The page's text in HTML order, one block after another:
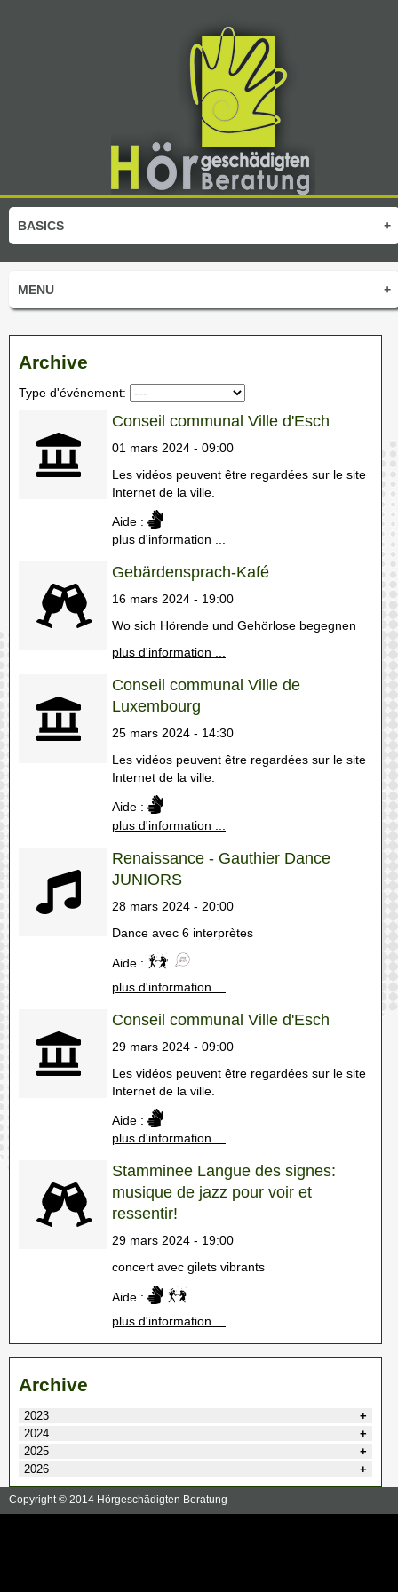
+
BASICS
+
MENU
Archive
Type d'événement:
Conseil communal Ville d'Esch
01 mars 2024 - 09:00
Les vidéos peuvent être regardées sur le site
Internet de la ville.
Aide :
plus d'information ...
Gebärdensprach-Kafé
16 mars 2024 - 19:00
Wo sich Hörende und Gehörlose begegnen
plus d'information ...
Conseil communal Ville de
Luxembourg
25 mars 2024 - 14:30
Les vidéos peuvent être regardées sur le site
Internet de la ville.
Aide :
plus d'information ...
Renaissance - Gauthier Dance
JUNIORS
28 mars 2024 - 20:00
Dance avec 6 interprètes
Aide :
plus d'information ...
Conseil communal Ville d'Esch
29 mars 2024 - 09:00
Les vidéos peuvent être regardées sur le site
Internet de la ville.
Aide :
plus d'information ...
Stamminee Langue des signes:
musique de jazz pour voir et
ressentir!
29 mars 2024 - 19:00
concert avec gilets vibrants
Aide :
plus d'information ...
Archive
2023
2024
2025
2026
Copyright © 2014 Hörgeschädigten Beratung